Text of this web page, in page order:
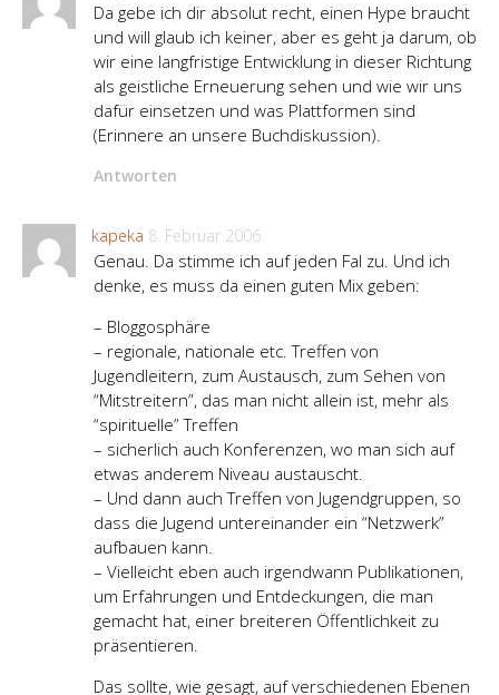
Da gebe ich dir absolut recht, einen Hype braucht
und will glaub ich keiner, aber es geht ja darum, ob
wir eine langfristige Entwicklung in dieser Richtung
als geistliche Erneuerung sehen und wie wir uns
dafür einsetzen und was Plattformen sind
(Erinnere an unsere Buchdiskussion).
Antworten
kapeka 8. Februar 2006
Genau. Da stimme ich auf jeden Fal zu. Und ich
denke, es muss da einen guten Mix geben:
– Bloggosphäre
– regionale, nationale etc. Treffen von
Jugendleitern, zum Austausch, zum Sehen von
“Mitstreitern”, das man nicht allein ist, mehr als
“spirituelle” Treffen
– sicherlich auch Konferenzen, wo man sich auf
etwas anderem Niveau austauscht.
– Und dann auch Treffen von Jugendgruppen, so
dass die Jugend untereinander ein “Netzwerk”
aufbauen kann.
– Vielleicht eben auch irgendwann Publikationen,
um Erfahrungen und Entdeckungen, die man
gemacht hat, einer breiteren Öffentlichkeit zu
präsentieren.
Das sollte, wie gesagt, auf verschiedenen Ebenen